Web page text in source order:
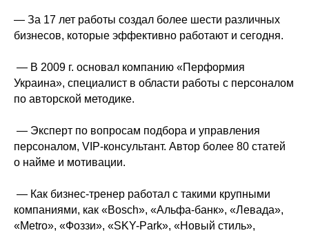
— За 17 лет работы создал более шести различных
бизнесов, которые эффективно работают и сегодня.
— В 2009 г. основал компанию «Перформия
Украина», специалист в области работы с персоналом
по авторской методике.
— Эксперт по вопросам подбора и управления
персоналом, VIP-консультант. Автор более 80 статей
о найме и мотивации.
— Как бизнес-тренер работал с такими крупными
компаниями, как «Bosch», «Альфа-банк», «Левада»,
«Metro», «Фоззи», «SKY-Park», «Новый стиль»,